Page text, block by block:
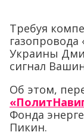
Требуя
Украины
сигнал
Об этом,
Фонда
Пикин.